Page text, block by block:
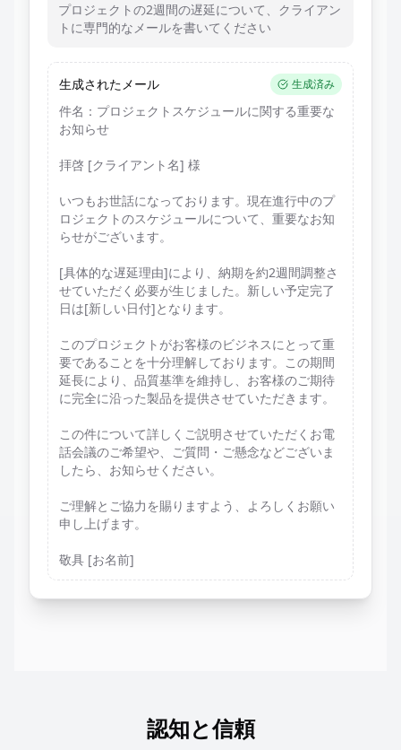
プロジェクトの2週間の遅延について、クライアン
トに専門的なメールを書いてください
生成されたメール 生成済み
件名：プロジェクトスケジュールに関する重要な
お知らせ
拝啓 [クライアント名] 様
いつもお世話になっております。現在進行中のプ
ロジェクトのスケジュールについて、重要なお知
らせがございます。
[具体的な遅延理由]により、納期を約2週間調整さ
せていただく必要が生じました。新しい予定完了
日は[新しい日付]となります。
このプロジェクトがお客様のビジネスにとって重
要であることを十分理解しております。この期間
延長により、品質基準を維持し、お客様のご期待
に完全に沿った製品を提供させていただきます。
この件について詳しくご説明させていただくお電
話会議のご希望や、ご質問・ご懸念などございま
したら、お知らせください。
ご理解とご協力を賜りますよう、よろしくお願い
申し上げます。
敬具 [お名前]
認知と信頼